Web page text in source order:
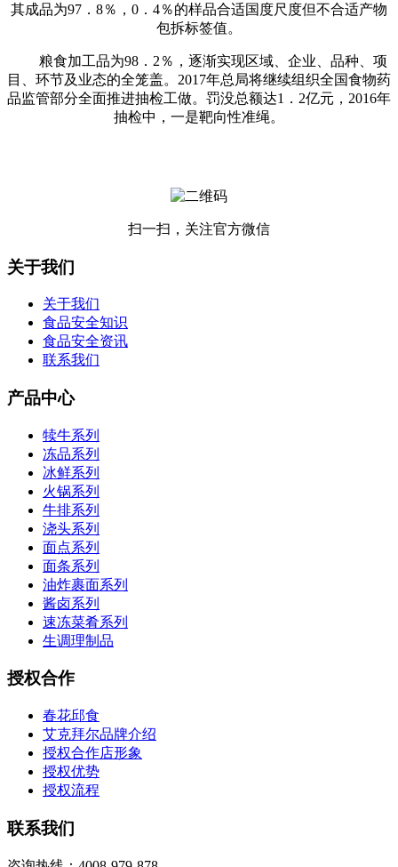
其成品为97．8％，0．4％的样品合适国度尺度但不合适产物
包拆标签值。
粮食加工品为98．2％，逐渐实现区域、企业、品种、项
目、环节及业态的全笼盖。2017年总局将继续组织全国食物药
品监管部分全面推进抽检工做。罚没总额达1．2亿元，2016年
抽检中，一是靶向性准绳。
扫一扫，关注官方微信
关于我们
关于我们
食品安全知识
食品安全资讯
联系我们
产品中心
犊牛系列
冻品系列
冰鲜系列
火锅系列
牛排系列
浇头系列
面点系列
面条系列
油炸裹面系列
酱卤系列
速冻菜肴系列
生调理制品
授权合作
春花邱食
艾克拜尔品牌介绍
授权合作店形象
授权优势
授权流程
联系我们